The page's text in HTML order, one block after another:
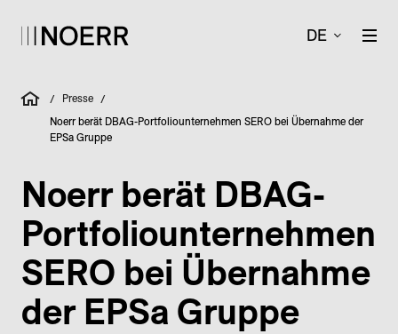
DE
/ Presse /
Noerr berät DBAG-Portfoliounternehmen SERO bei Übernahme der
EPSa Gruppe
Noerr berät DBAG-
Portfoliounternehmen
SERO bei Übernahme
der EPSa Gruppe